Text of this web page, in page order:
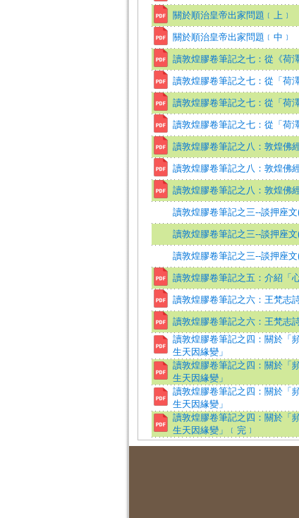
關於順治皇帝出家問題﹝上﹞
關於順治皇帝出家問題﹝中﹞
讀敦煌膠卷筆記之七：從《荷
讀敦煌膠卷筆記之七：從「荷
讀敦煌膠卷筆記之七：從「荷
讀敦煌膠卷筆記之七：從「荷
讀敦煌膠卷筆記之八：敦煌佛
讀敦煌膠卷筆記之八：敦煌佛
讀敦煌膠卷筆記之八：敦煌佛
讀敦煌膠卷筆記之三--談押座文
讀敦煌膠卷筆記之三--談押座文
讀敦煌膠卷筆記之三--談押座文
讀敦煌膠卷筆記之五：介紹「
讀敦煌膠卷筆記之六：王梵志
讀敦煌膠卷筆記之六：王梵志
讀敦煌膠卷筆記之四：關於「
生天因緣變」
讀敦煌膠卷筆記之四：關於「
生天因緣變」
讀敦煌膠卷筆記之四：關於「
生天因緣變」
讀敦煌膠卷筆記之四：關於「
生天因緣變」﹝完﹞